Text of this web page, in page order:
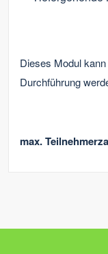
Dieses Modul
Durchführung
max.